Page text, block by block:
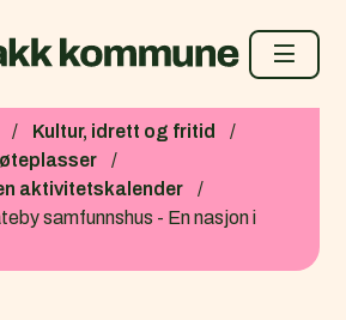
Kultur, idrett og fritid
aktivitetskalender
samfunnshus - En nasjon i